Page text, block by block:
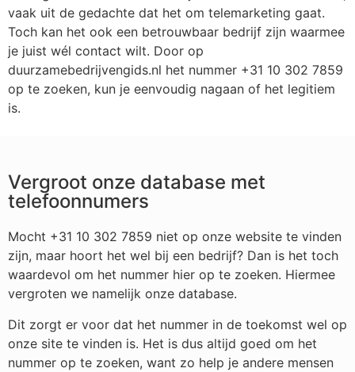
vaak uit de gedachte dat het om telemarketing gaat.
Toch kan het ook een betrouwbaar bedrijf zijn waarmee
je juist wél contact wilt. Door op
duurzamebedrijvengids.nl het nummer +31 10 302 7859
op te zoeken, kun je eenvoudig nagaan of het legitiem
is.
Vergroot onze database met
telefoonnumers
Mocht +31 10 302 7859 niet op onze website te vinden
zijn, maar hoort het wel bij een bedrijf? Dan is het toch
waardevol om het nummer hier op te zoeken. Hiermee
vergroten we namelijk onze database.
Dit zorgt er voor dat het nummer in de toekomst wel op
onze site te vinden is. Het is dus altijd goed om het
nummer op te zoeken, want zo help je andere mensen